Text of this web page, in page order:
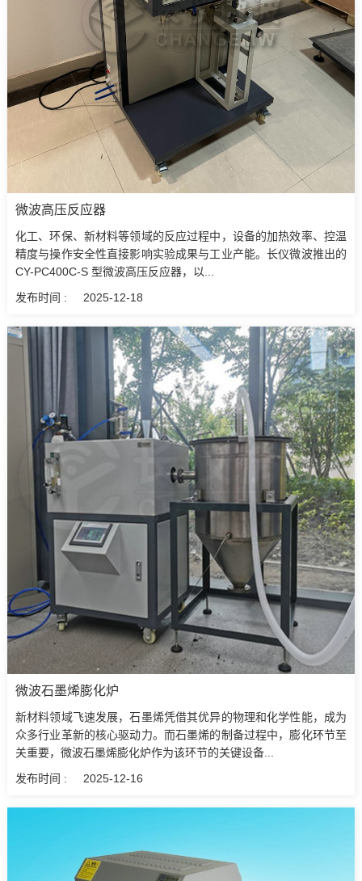
微波高压反应器
化工、环保、新材料等领域的反应过程中，设备的加热效率、控温
精度与操作安全性直接影响实验成果与工业产能。长仪微波推出的
CY-PC400C-S 型微波高压反应器，以...
发布时间 :
2025-12-18
微波石墨烯膨化炉
新材料领域飞速发展，石墨烯凭借其优异的物理和化学性能，成为
众多行业革新的核心驱动力。而石墨烯的制备过程中，膨化环节至
关重要，微波石墨烯膨化炉作为该环节的关键设备...
发布时间 :
2025-12-16